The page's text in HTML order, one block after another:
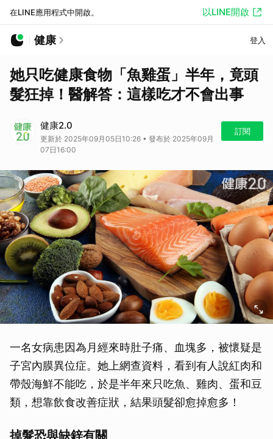
在LINE應用程式中開啟。 以LINE開啟
健康 登入
她只吃健康食物「魚雞蛋」半年，竟頭
髮狂掉！醫解答：這樣吃才不會出事
健康2.0
更新於 2025年09月05日10:26 • 發布於 2025年09月
07日16:00
訂閱
一名女病患因為月經來時肚子痛、血塊多，被懷疑是
子宮內膜異位症。她上網查資料，看到有人說紅肉和
帶殼海鮮不能吃，於是半年來只吃魚、雞肉、蛋和豆
類，想靠飲食改善症狀，結果頭髮卻愈掉愈多！
掉髮恐與缺鋅有關